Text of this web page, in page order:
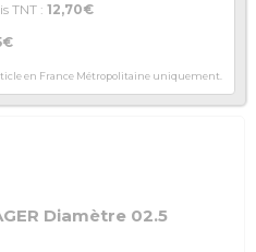
TNT : 12,70€
en France Métropolitaine uniquement.
Diamètre 02.5